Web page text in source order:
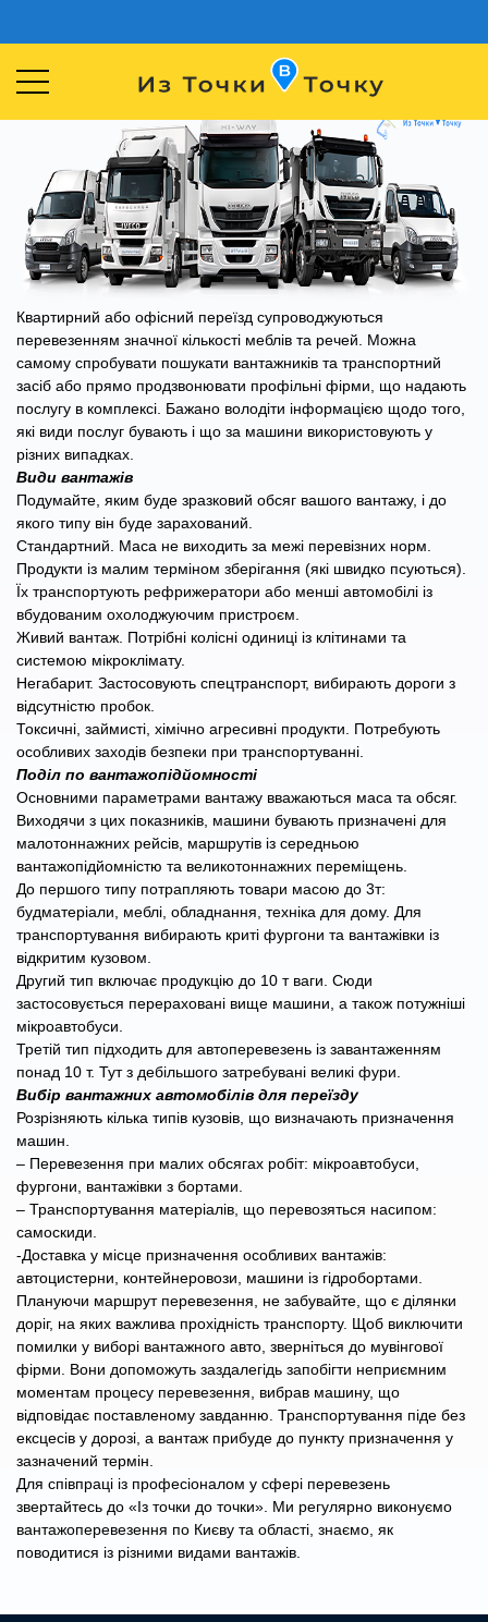
Квартирний або офісний переїзд супроводжуються
перевезенням значної кількості меблів та речей. Можна
самому спробувати пошукати вантажників та транспортний
засіб або прямо продзвонювати профільні фірми, що надають
послугу в комплексі. Бажано володіти інформацією щодо того,
які види послуг бувають і що за машини використовують у
різних випадках.
Види вантажів
Подумайте, яким буде зразковий обсяг вашого вантажу, і до
якого типу він буде зарахований.
Стандартний. Маса не виходить за межі перевізних норм.
Продукти із малим терміном зберігання (які швидко псуються).
Їх транспортують рефрижератори або менші автомобілі із
вбудованим охолоджуючим пристроєм.
Живий вантаж. Потрібні колісні одиниці із клітинами та
системою мікроклімату.
Негабарит. Застосовують спецтранспорт, вибирають дороги з
відсутністю пробок.
Токсичні, займисті, хімічно агресивні продукти. Потребують
особливих заходів безпеки при транспортуванні.
Поділ по вантажопідйомності
Основними параметрами вантажу вважаються маса та обсяг.
Виходячи з цих показників, машини бувають призначені для
малотоннажних рейсів, маршрутів із середньою
вантажопідйомністю та великотоннажних переміщень.
До першого типу потрапляють товари масою до 3т:
будматеріали, меблі, обладнання, техніка для дому. Для
транспортування вибирають криті фургони та вантажівки із
відкритим кузовом.
Другий тип включає продукцію до 10 т ваги. Сюди
застосовується перераховані вище машини, а також потужніші
мікроавтобуси.
Третій тип підходить для автоперевезень із завантаженням
понад 10 т. Тут з дебільшого затребувані великі фури.
Вибір вантажних автомобілів для переїзду
Розрізняють кілька типів кузовів, що визначають призначення
машин.
– Перевезення при малих обсягах робіт: мікроавтобуси,
фургони, вантажівки з бортами.
– Транспортування матеріалів, що перевозяться насипом:
самоскиди.
-Доставка у місце призначення особливих вантажів:
автоцистерни, контейнеровози, машини із гідробортами.
Плануючи маршрут перевезення, не забувайте, що є ділянки
доріг, на яких важлива прохідність транспорту. Щоб виключити
помилки у виборі вантажного авто, зверніться до мувінгової
фірми. Вони допоможуть заздалегідь запобігти неприємним
моментам процесу перевезення, вибрав машину, що
відповідає поставленому завданню. Транспортування піде без
ексцесів у дорозі, а вантаж прибуде до пункту призначення у
зазначений термін.
Для співпраці із професіоналом у сфері перевезень
звертайтесь до «Із точки до точки». Ми регулярно виконуємо
вантажоперевезення по Києву та області, знаємо, як
поводитися із різними видами вантажів.